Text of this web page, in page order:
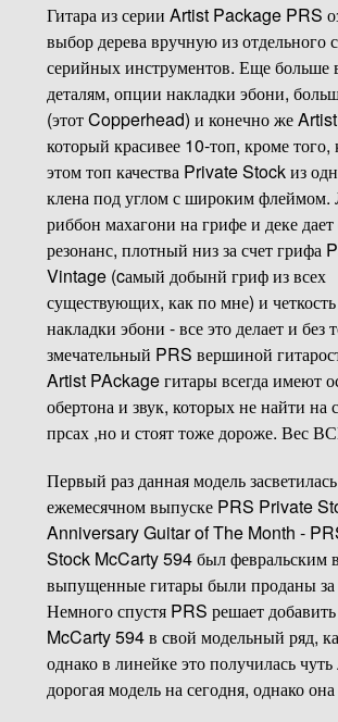
Гитара из серии Artist Package PRS
выбор дерева вручную из отдельного
серийных инструментов. Еще больше
деталям, опции накладки эбони,
(этот Copperhead) и конечно же
который красивее 10-топ, кроме того,
этом топ качества Private Stock из
клена под углом с широким флеймом.
риббон махагони на грифе и деке
резонанс, плотный низ за счет грифа
Vintage (cамый добынй гриф из всех
существующих, как по мне) и четкость
накладки эбони - все это делает и без
змечательный PRS вершиной
Artist PAckage гитары всегда имеют
обертона и звук, которых не найти на
прсах ,но и стоят тоже дороже. Вес
Первый раз данная модель
ежемесячном выпуске PRS Private
Anniversary Guitar of The Month -
Stock McCarty 594 был февральским
выпущенные гитары были проданы за
Немного спустя PRS решает
McCarty 594 в свой модельный ряд,
однако в линейке это получилась
дорогая модель на сегодня, однако